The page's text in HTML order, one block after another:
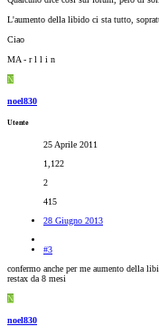
L'aumento della libido ci sta tutto,
Ciao
MA - r l l i n
N
noel830
Utente
25 Aprile 2011
1,122
2
415
28 Giugno 2013
#3
confermo anche per me aumento della
restax da 8 mesi
N
noel830